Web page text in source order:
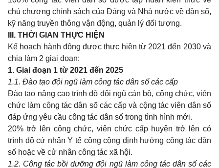
chủ chương chính sách của Đảng và Nhà nước về dân số,
kỹ năng truyền thông vận động, quản lý đối tượng.
III. THỜI GIAN THỰC HIỆN
Kế hoạch hành động được thực hiện từ 2021đến 2030và
chia làm 2 giai đoạn:
1. Giai đoạn 1 từ 2021 đến 2025
1.1. Đào tạo đội ngũ làm công tác dân số các cấp
Đào tạo nâng cao trình độ đội ngũ cán bộ, công chức, viên
chức làm công tác dân số các cấp và cộng tác viên dân số
đáp ứng yêu cầu công tác dân số trong tình hình mới.
20% trở lên công chức, viên chức cấp huyện trở lên có
trình độ cử nhânY tế công cộng định hướng công tác dân
số hoặc về cử nhân công tác xã hội.
1.2. Công tác bồi dưỡng đội ngũ làm công tác dân số các